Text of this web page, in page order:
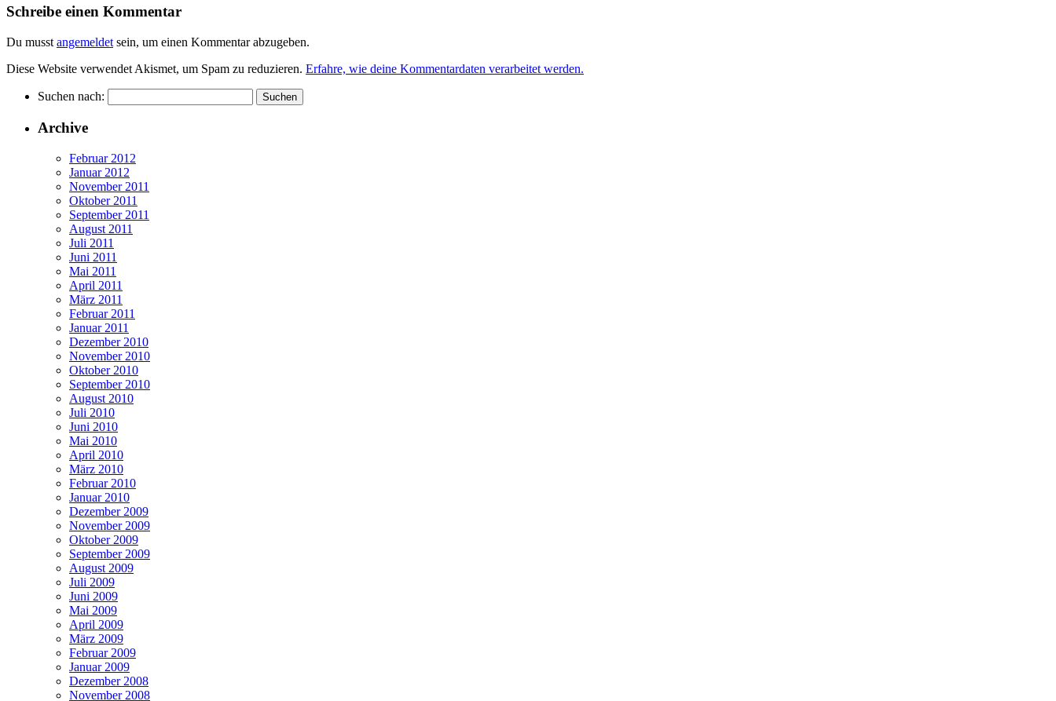
Schreibe einen Kommentar
Du musst angemeldet sein, um einen Kommentar abzugeben.
Diese Website verwendet Akismet, um Spam zu reduzieren. Erfahre, wie deine Kommentardaten verarbeitet werden.
Suchen nach:
Archive
Februar 2012
Januar 2012
November 2011
Oktober 2011
September 2011
August 2011
Juli 2011
Juni 2011
Mai 2011
April 2011
März 2011
Februar 2011
Januar 2011
Dezember 2010
November 2010
Oktober 2010
September 2010
August 2010
Juli 2010
Juni 2010
Mai 2010
April 2010
März 2010
Februar 2010
Januar 2010
Dezember 2009
November 2009
Oktober 2009
September 2009
August 2009
Juli 2009
Juni 2009
Mai 2009
April 2009
März 2009
Februar 2009
Januar 2009
Dezember 2008
November 2008